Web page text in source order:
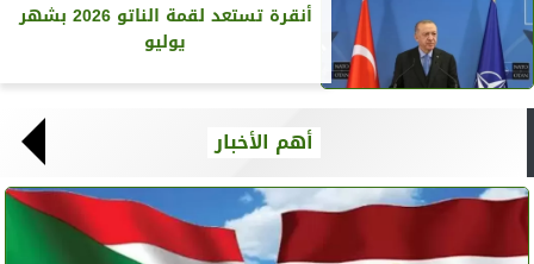
أنقرة تستعد لقمة الناتو 2026 بشهر
يوليو
أهم الأخبار